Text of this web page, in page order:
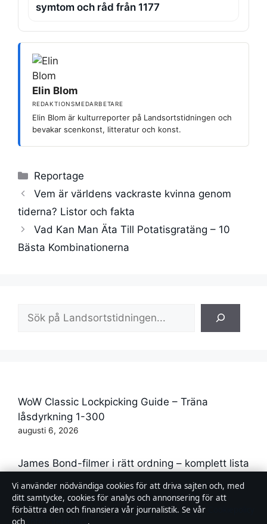
symtom och råd från 1177
Elin Blom
REDAKTIONSMEDARBETARE
Elin Blom är kulturreporter på Landsortstidningen och
bevakar scenkonst, litteratur och konst.
Kategorier
Reportage
Vem är världens vackraste kvinna genom
tiderna? Listor och fakta
Vad Kan Man Äta Till Potatisgratäng – 10
Bästa Kombinationerna
WoW Classic Lockpicking Guide – Träna
låsdyrkning 1-300
augusti 6, 2026
James Bond-filmer i rätt ordning – komplett lista
augusti 6, 2026
Vi använder nödvändiga cookies för att driva sajten och, med
ditt samtycke, cookies för analys och annonsering för att
förbättra den och finansiera vår journalistik. Se vår
och
.